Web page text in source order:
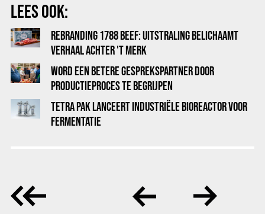
LEES OOK:
REBRANDING 1788 BEEF: UITSTRALING BELICHAAMT
VERHAAL ACHTER 'T MERK
WORD EEN BETERE GESPREKSPARTNER DOOR
PRODUCTIEPROCES TE BEGRIJPEN
TETRA PAK LANCEERT INDUSTRIËLE BIOREACTOR VOOR
FERMENTATIE